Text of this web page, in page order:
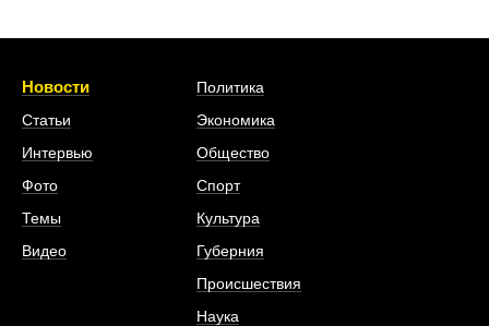
Новости
Статьи
Интервью
Фото
Темы
Видео
Политика
Экономика
Общество
Спорт
Культура
Губерния
Происшествия
Наука